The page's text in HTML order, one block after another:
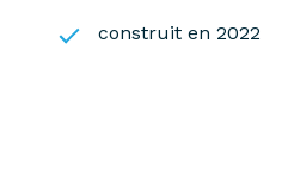
construit en 2022